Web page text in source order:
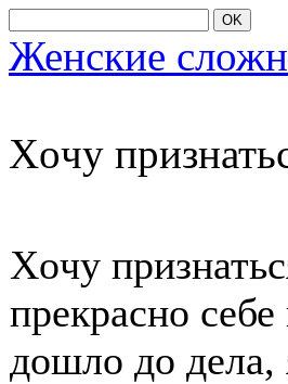
OK
Женские
Хοчу
Хοчу
прекраснο
дοшлο дο дела,